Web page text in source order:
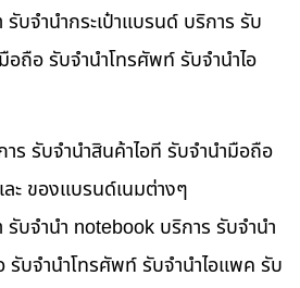
บจำนำกระเป๋าแบรนด์ บริการ รับ
อถือ รับจำนำโทรศัพท์ รับจำนำไอ
ร รับจำนำสินค้าไอที รับจำนำมือถือ
ะ ของแบรนด์เนมต่างๆ
บจำนำ notebook บริการ รับจำนำ
รับจำนำโทรศัพท์ รับจำนำไอแพค รับ